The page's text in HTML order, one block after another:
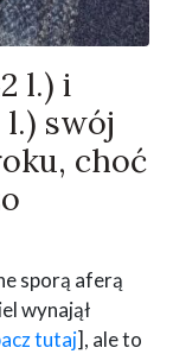
l.) i
l.) swój
choć
sporą aferą
wynajął
tutaj], ale to